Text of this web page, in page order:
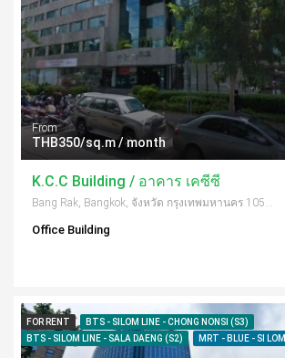
From
THB350/sq.m / month
K.C.C Building / อาคาร เคซีซี
Bang Rak, Bangkok, จังหวัด กรุงเทพมหานคร 10500, Thailand
Office Building
FOR RENT
BTS - SILOM LINE - CHONG NONSI (S3)
BTS - SILOM LINE - SALA DAENG (S2)
MRT - BLUE - SI LOM